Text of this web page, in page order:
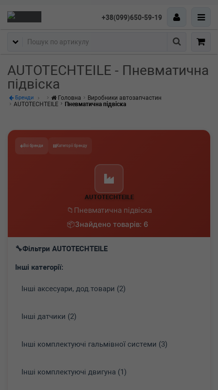
+38(099)650-59-19
Пошук
AUTOTECHTEILE - Пневматична
підвіска
Бренди Головна
Виробники автозапчастин
AUTOTECHTEILE
Пневматична підвіска
Всі бренди Категорії бренду
AUTOTECHTEILE
Пневматична підвіска
Знайдено товарів: 6
Фільтри AUTOTECHTEILE
Інші категорії:
Інші аксесуари, дод.товари (2)
Інші датчики (2)
Інші комплектуючі гальмівної системи (3)
Інші комплектуючі двигуна (1)